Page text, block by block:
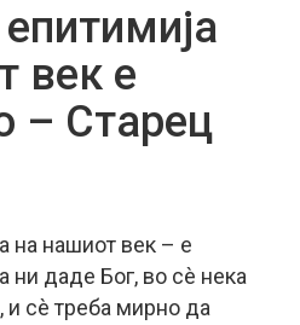
век е
– Старец
на нашиот век – е
ни даде Бог, во сè нека
и сè треба мирно да